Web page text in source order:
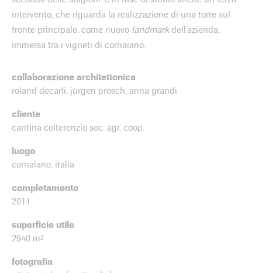
intervento, che riguarda la realizzazione di una torre sul
fronte principale, come nuovo landmarkdell’azienda,
immersa tra i vigneti di cornaiano.
collaborazione architettonica
roland decarli, jürgen prosch, anna grandi
cliente
cantina colterenzio soc. agr. coop.
luogo
cornaiano, italia
completamento
2011
superficie utile
2940 m²
fotografia